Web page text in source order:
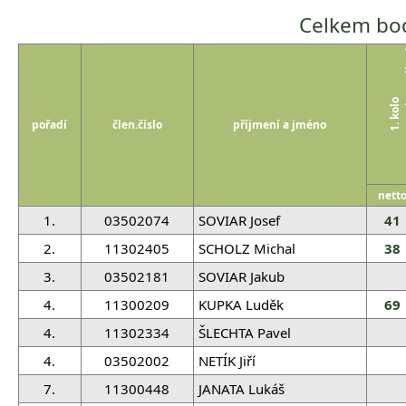
Celkem
pořadí člen.číslo příjmení a jméno 1. kolo
1. 03502074 SOVIAR Josef
41
2.
11302405 SCHOLZ Michal
38
3.
03502181
SOVIAR Jakub
4.
11300209 KUPKA Luděk
69
4.
11302334
ŠLECHTA Pavel
4.
03502002
NETÍK Jiří
7.
11300448
JANATA Lukáš